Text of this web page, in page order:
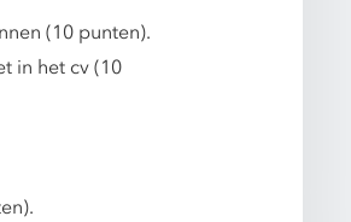
(10 punten).
in het cv (10